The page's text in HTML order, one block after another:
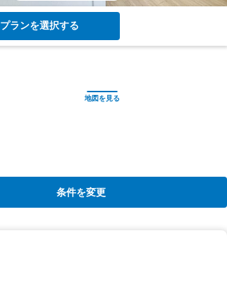
プランを選択する
条件を変更